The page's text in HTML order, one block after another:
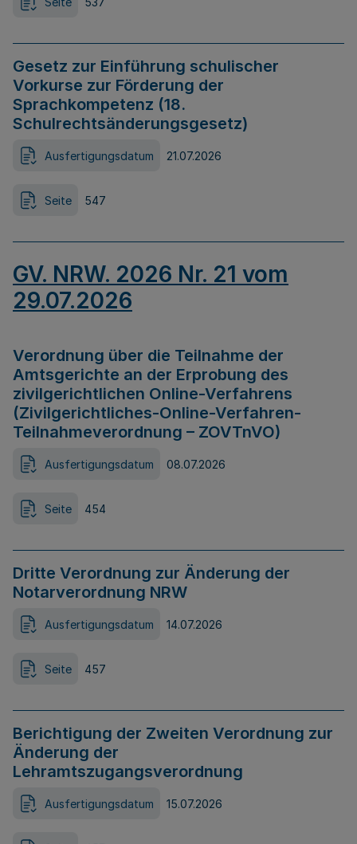
Gesetz zur Einführung schulischer
Vorkurse zur Förderung der
Sprachkompetenz (18.
Schulrechtsänderungsgesetz)
Ausfertigungsdatum 21.07.2026
Seite 547
GV. NRW. 2026 Nr. 21 vom
29.07.2026
Verordnung über die Teilnahme der
Amtsgerichte an der Erprobung des
zivilgerichtlichen Online-Verfahrens
(Zivilgerichtliches-Online-Verfahren-
Teilnahmeverordnung – ZOVTnVO)
Ausfertigungsdatum 08.07.2026
Seite 454
Dritte Verordnung zur Änderung der
Notarverordnung NRW
Ausfertigungsdatum 14.07.2026
Seite 457
Berichtigung der Zweiten Verordnung zur
Änderung der
Lehramtszugangsverordnung
Ausfertigungsdatum 15.07.2026